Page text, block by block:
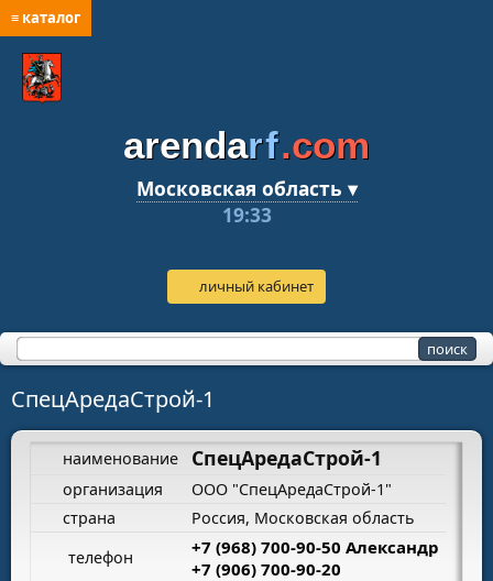
≡ каталог
arendarf.com
Московская область ▾
19:33
личный кабинет
СпецАредаСтрой-1
наименование СпецАредаСтрой-1
организация
OOO "СпецАредаСтрой-1"
страна
Россия, Московская область
телефон
+7 (968) 700-90-50 Александр
+7 (906) 700-90-20